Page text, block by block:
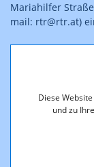
Diese
und zu
Mariahilfer Straße
mail: rtr@rtr.at)
Die
Website
http://
werden auf
01/58058-9191,
Wien, am 03.